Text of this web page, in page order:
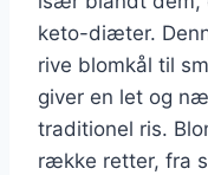
keto-diæter.
rive blomkål til
giver en let og
traditionel ris.
række retter, fra